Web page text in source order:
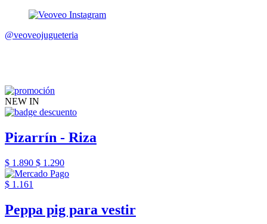
@veoveojugueteria
NEW IN
Pizarrín - Riza
$ 1.890 $ 1.290
$ 1.161
Peppa pig para vestir